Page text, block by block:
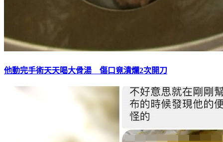
他動完手術天天喝大骨湯 傷口竟潰爛2次開刀